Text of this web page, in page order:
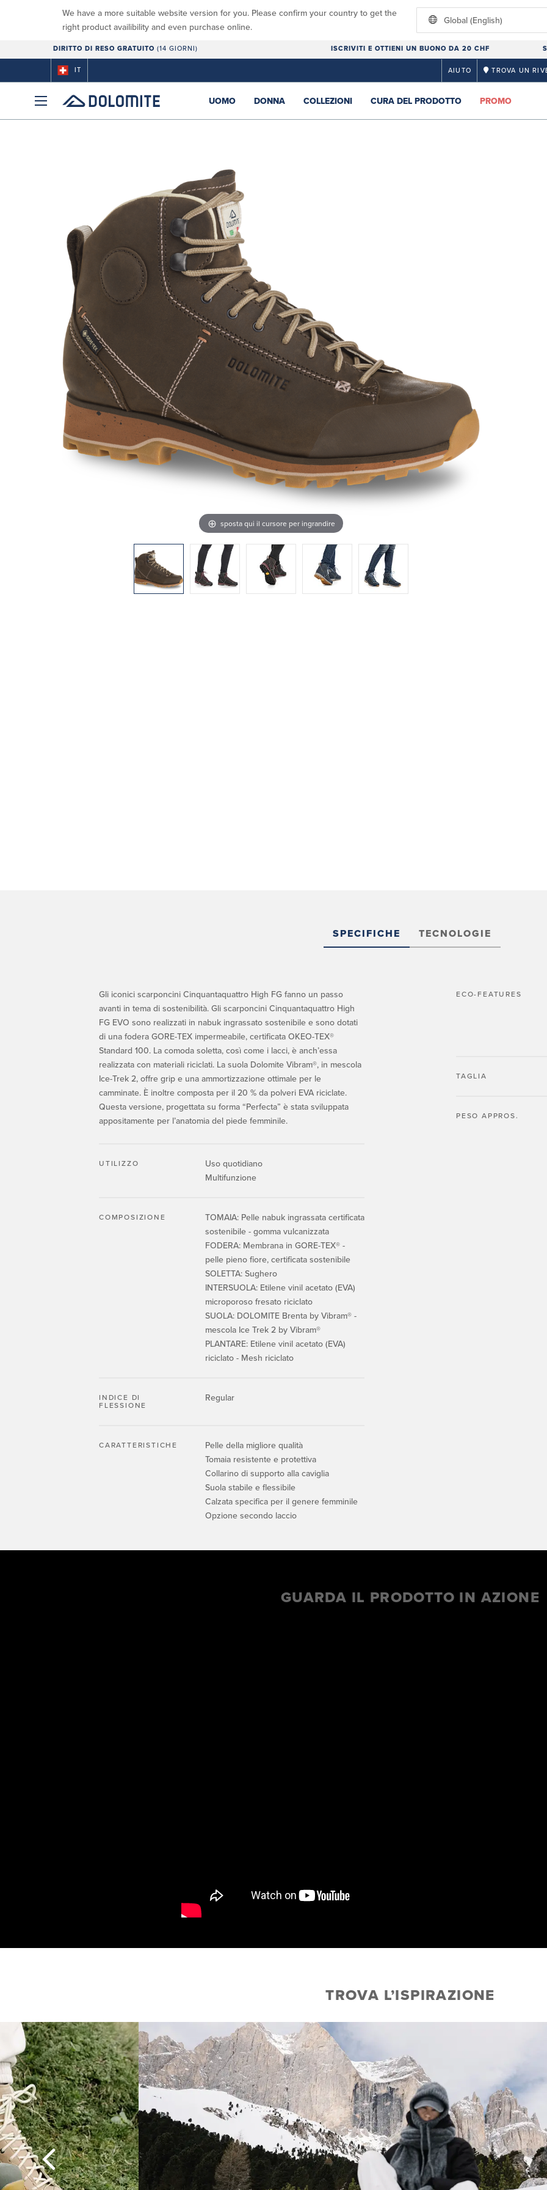
We have a more suitable website version for you. Please confirm your country to get the
right product availibility and even purchase online.
Global (English)
DIRITTO DI RESO GRATUITO (14 GIORNI) ISCRIVITI E OTTIENI UN BUONO DA 20 CHF
IT AIUTO TROVA UN
UOMO DONNA COLLEZIONI CURA DEL PRODOTTO PROMO
sposta qui il cursore per ingrandire
SPECIFICHE TECNOLOGIE
Gli iconici scarponcini Cinquantaquattro High FG fanno un passo
avanti in tema di sostenibilità. Gli scarponcini Cinquantaquattro High
FG EVO sono realizzati in nabuk ingrassato sostenibile e sono dotati
di una fodera GORE-TEX impermeabile, certificata OKEO-TEX®
Standard 100. La comoda soletta, così come i lacci, è anch’essa
realizzata con materiali riciclati. La suola Dolomite Vibram®, in mescola
Ice-Trek 2, offre grip e una ammortizzazione ottimale per le
camminate. È inoltre composta per il 20 % da polveri EVA riciclate.
Questa versione, progettata su forma “Perfecta” è stata sviluppata
appositamente per l’anatomia del piede femminile.
UTILIZZO
Uso quotidiano
Multifunzione
COMPOSIZIONE
TOMAIA: Pelle nabuk ingrassata certificata
sostenibile - gomma vulcanizzata
FODERA: Membrana in GORE-TEX® -
pelle pieno fiore, certificata sostenibile
SOLETTA: Sughero
INTERSUOLA: Etilene vinil acetato (EVA)
microporoso fresato riciclato
SUOLA: DOLOMITE Brenta by Vibram® -
mescola Ice Trek 2 by Vibram®
PLANTARE: Etilene vinil acetato (EVA)
riciclato - Mesh riciclato
INDICE DI
FLESSIONE
Regular
CARATTERISTICHE
Pelle della migliore qualità
Tomaia resistente e protettiva
Collarino di supporto alla caviglia
Suola stabile e flessibile
Calzata specifica per il genere femminile
Opzione secondo laccio
ECO-FEATURES
TAGLIA
PESO APPROS.
GUARDA IL PRODOTTO IN AZIONE
TROVA L’ISPIRAZIONE